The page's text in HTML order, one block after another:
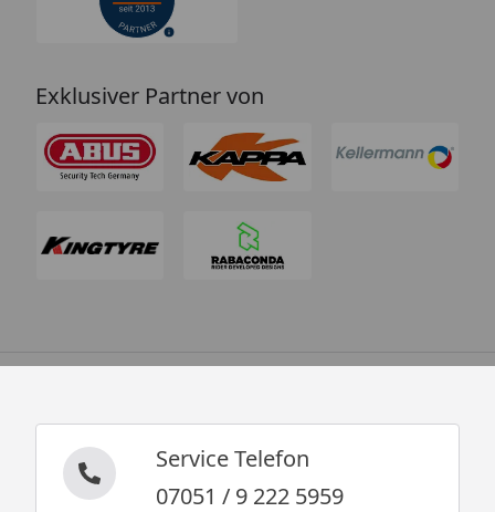
Exklusiver Partner von
Service Telefon
07051 / 9 222 5959